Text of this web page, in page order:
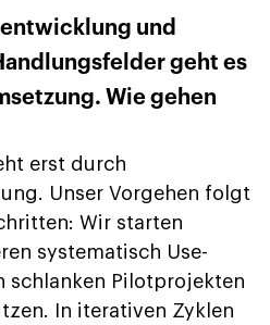
und
geht es
Wie gehen
erst durch
Unser Vorgehen folgt
Wir starten
systematisch Use-
schlanken Pilotprojekten
In iterativen Zyklen